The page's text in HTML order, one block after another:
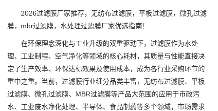
2026过滤膜厂家推荐，无纺布过滤膜，平板过滤膜，微孔过滤
膜，mbr过滤膜，水处理过滤膜厂家优选指南！
在环保理念深化与工业升级的双重驱动下，过滤膜作为水处
理、工业制程、空气净化等领域的核心耗材，其质量与性能直接决
定了生产效率、环保达标效果及使用成本，成为各行业采购环节的
重中之重。当前，过滤膜行业细分品类丰富，无纺布过滤膜、平板
过滤膜、微孔过滤膜、MBR过滤膜等产品大范围的应用于市政污
水、工业废水净化处理、半导体、食品制药等多个领域，市场需求